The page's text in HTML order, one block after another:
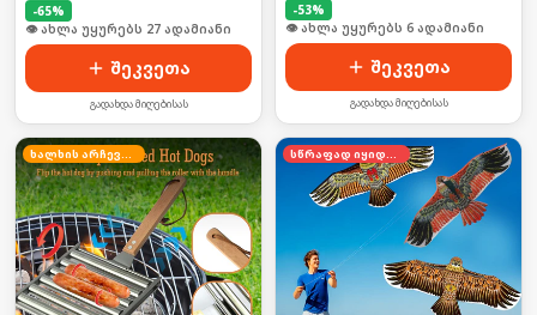
-65%
🛒 ბოლო 24სთ-ში იყიდა 42-მა
შეკვეთა
გადახდა მიღებისას
-53%
შეკვეთა
გადახდა მიღებისას
ხალხის არჩევანი სწრაფად იყიდება